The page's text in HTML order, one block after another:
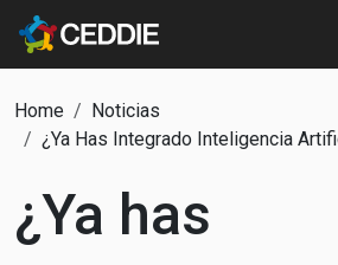
Pasar al contenido principal
Ruta de navegación
Home
Noticias
¿Ya Has Integrado Inteligencia
¿Ya has